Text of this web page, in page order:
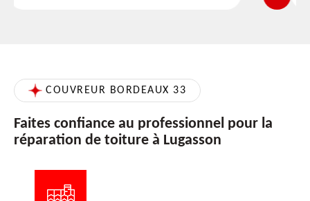
COUVREUR BORDEAUX 33
Faites confiance au professionnel pour la
réparation de toiture à Lugasson